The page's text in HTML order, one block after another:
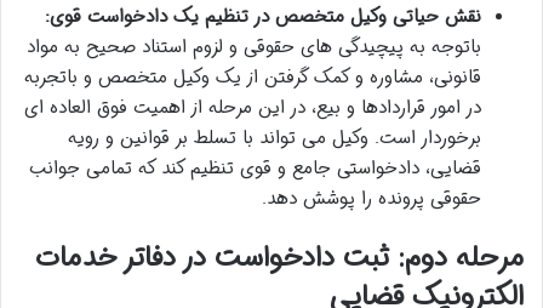
نقش حیاتی وکیل متخصص در تنظیم یک دادخواست قوی:
باتوجه به پیچیدگی های حقوقی و لزوم استناد صحیح به مواد
قانونی، مشاوره و کمک گرفتن از یک وکیل متخصص و باتجربه
در امور قراردادها و بیع، در این مرحله از اهمیت فوق العاده ای
برخوردار است. وکیل می تواند با تسلط بر قوانین و رویه
قضایی، دادخواستی جامع و قوی تنظیم کند که تمامی جوانب
حقوقی پرونده را پوشش دهد.
مرحله دوم: ثبت دادخواست در دفاتر خدمات
الکترونیک قضایی